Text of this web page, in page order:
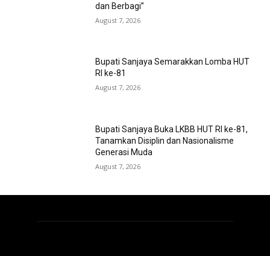
dan Berbagi”
August 7, 2026
Bupati Sanjaya Semarakkan Lomba HUT
RI ke-81
August 7, 2026
Bupati Sanjaya Buka LKBB HUT RI ke-81,
Tanamkan Disiplin dan Nasionalisme
Generasi Muda
August 7, 2026